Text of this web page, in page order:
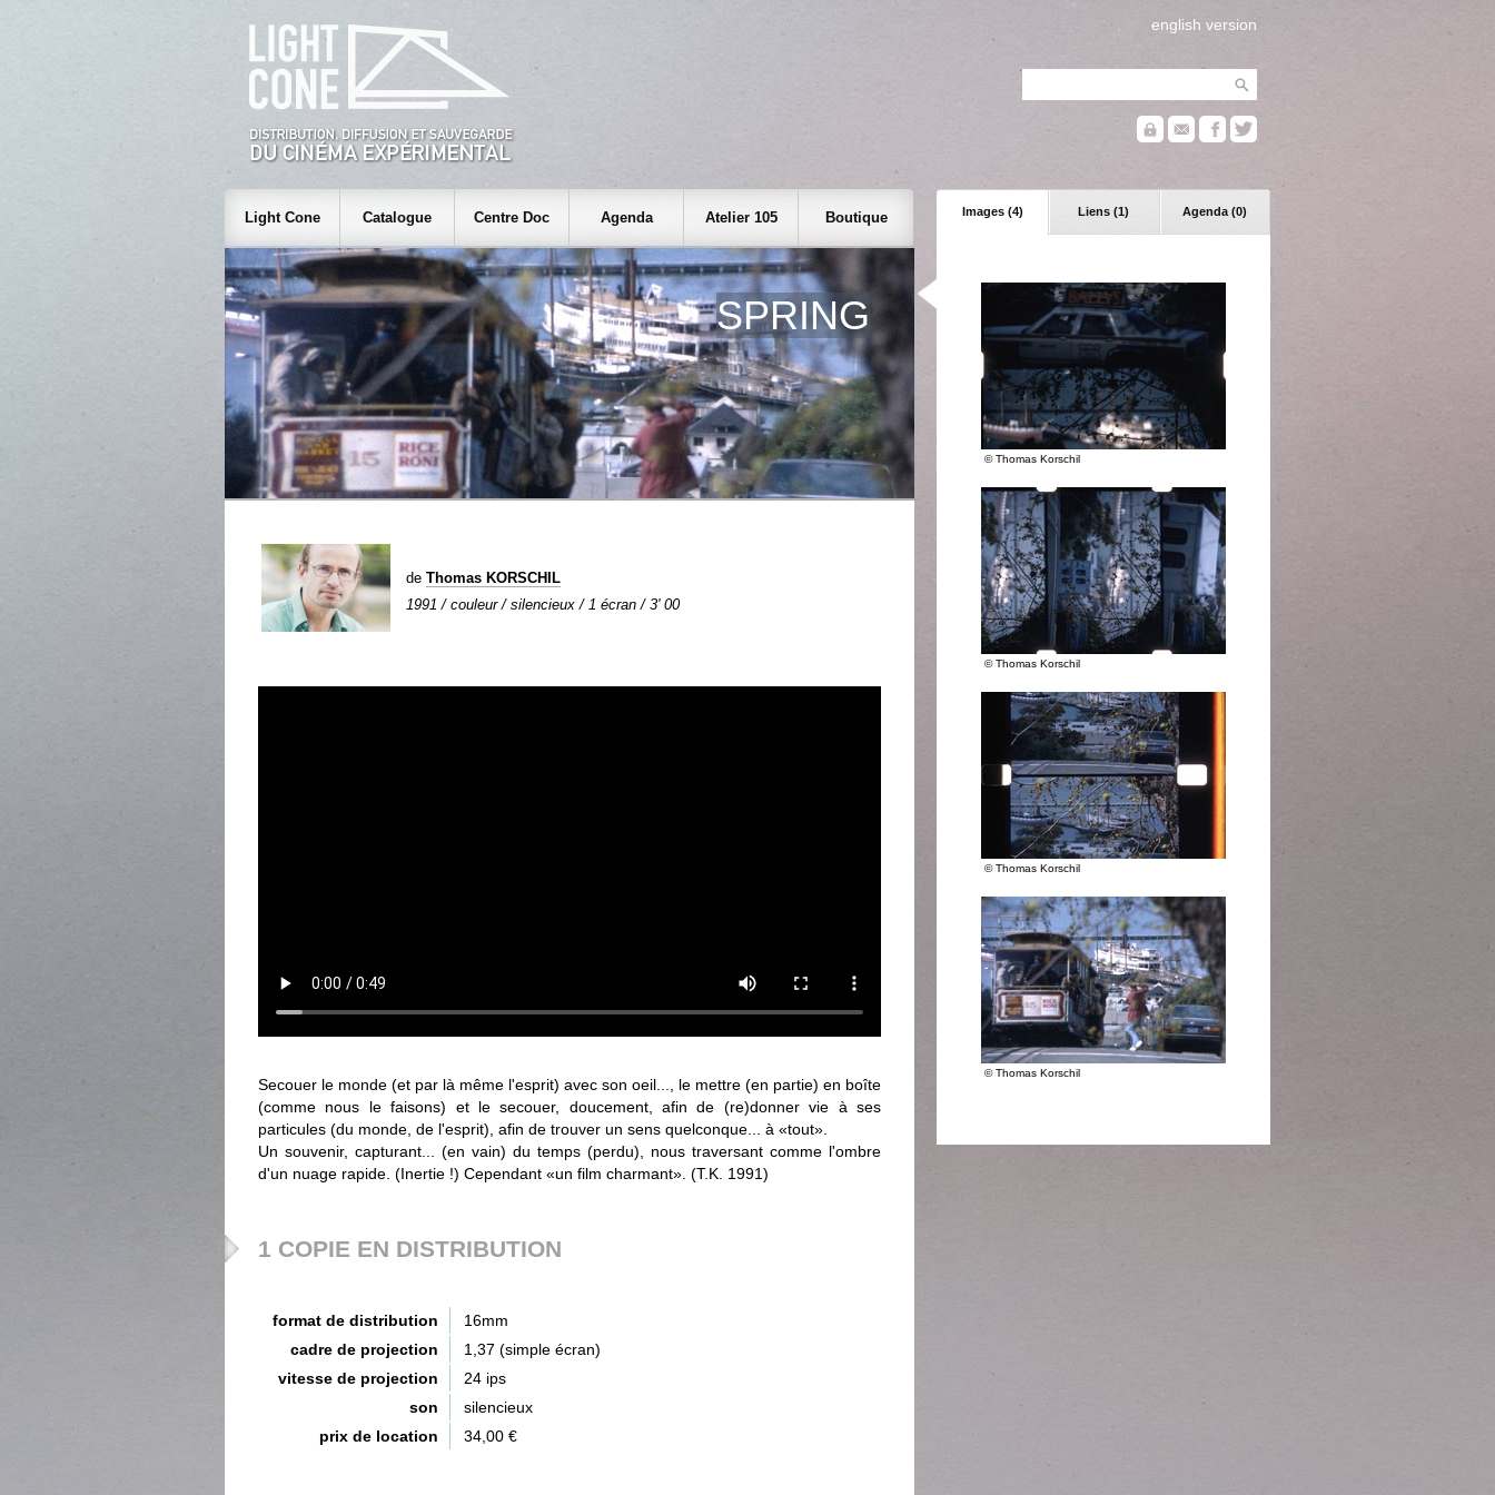
english version
Images (4) Liens (1) Agenda (0)
© Thomas Korschil
© Thomas Korschil
© Thomas Korschil
© Thomas Korschil
Light Cone Catalogue Centre Doc Agenda Atelier 105 Boutique
SPRING
de Thomas KORSCHIL
1991 / couleur / silencieux / 1 écran / 3' 00
Secouer le monde (et par là même l'esprit) avec son oeil..., le mettre (en partie) en boîte
(comme nous le faisons) et le secouer, doucement, afin de (re)donner vie à ses
particules (du monde, de l'esprit), afin de trouver un sens quelconque... à «tout».
Un souvenir, capturant... (en vain) du temps (perdu), nous traversant comme l'ombre
d'un nuage rapide. (Inertie !) Cependant «un film charmant». (T.K. 1991)
1 COPIE EN DISTRIBUTION
format de distribution
16mm
cadre de projection
1,37 (simple écran)
vitesse de projection
24 ips
son
silencieux
prix de location
34,00 €